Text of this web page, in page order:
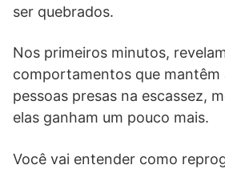
ser quebrados.
Nos primeiros minutos,
comportamentos que mantêm
pessoas presas na escassez,
elas ganham um pouco mais.
Você vai entender como